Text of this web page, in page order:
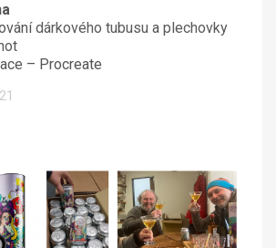
dárkového tubusu a plechovky
– Procreate